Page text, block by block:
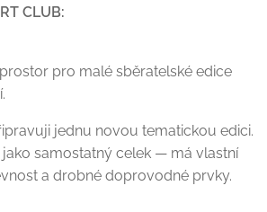
CLUB:
pro malé sběratelské edice
jednu novou tematickou edici.
jako samostatný celek — má vlastní
a drobné doprovodné prvky.